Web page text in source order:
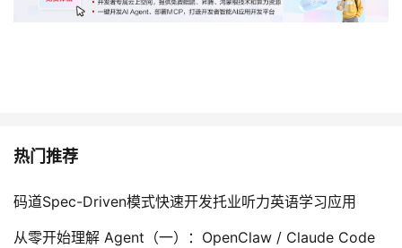
热门推荐
码道Spec-Driven模式快速开发托业听力英语学习应用
从零开始理解 Agent（一）：OpenClaw / Claude Code